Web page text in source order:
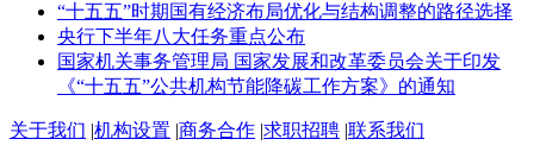
“十五五”时期国有经济布局优化与结构调整的路径选择
央行下半年八大任务重点公布
国家机关事务管理局 国家发展和改革委员会关于印发
《“十五五”公共机构节能降碳工作方案》的通知
关于我们 |机构设置 |商务合作 |求职招聘 |联系我们